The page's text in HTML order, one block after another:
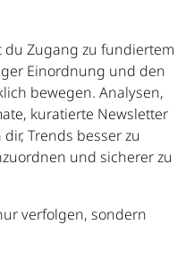
du Zugang zu fundiertem
Einordnung und den
bewegen. Analysen,
kuratierte Newsletter
Trends besser zu
und sicherer zu
verfolgen, sondern